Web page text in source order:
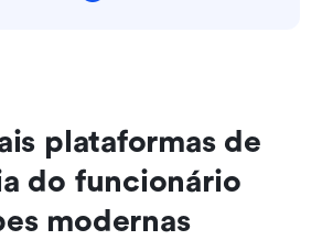
plataformas de
do funcionário
modernas